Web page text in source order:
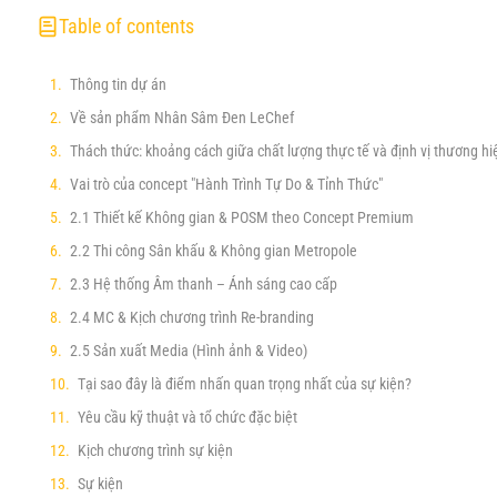
Table of contents
Thông tin dự án
Về sản phẩm Nhân Sâm Đen LeChef
Thách thức: khoảng cách giữa chất lượng thực tế và định vị thương
Vai trò của concept "Hành Trình Tự Do & Tỉnh Thức"
2.1 Thiết kế Không gian & POSM theo Concept Premium
2.2 Thi công Sân khấu & Không gian Metropole
2.3 Hệ thống Âm thanh – Ánh sáng cao cấp
2.4 MC & Kịch chương trình Re-branding
2.5 Sản xuất Media (Hình ảnh & Video)
Tại sao đây là điểm nhấn quan trọng nhất của sự kiện?
Yêu cầu kỹ thuật và tổ chức đặc biệt
Kịch chương trình sự kiện
Sự kiện